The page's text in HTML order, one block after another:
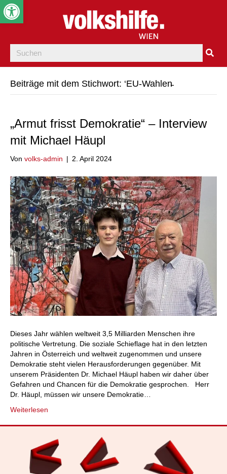
Beiträge mit dem Stichwort: ‘EU-Wahlen̵
„Armut frisst Demokratie“ – Interview
mit Michael Häupl
Von volks-admin | 2. April 2024
Dieses Jahr wählen weltweit 3,5 Milliarden Menschen ihre
politische Vertretung. Die soziale Schieflage hat in den letzten
Jahren in Österreich und weltweit zugenommen und unsere
Demokratie steht vielen Herausforderungen gegenüber. Mit
unserem Präsidenten Dr. Michael Häupl haben wir daher über
Gefahren und Chancen für die Demokratie gesprochen. Herr
Dr. Häupl, müssen wir unsere Demokratie…
Weiterlesen